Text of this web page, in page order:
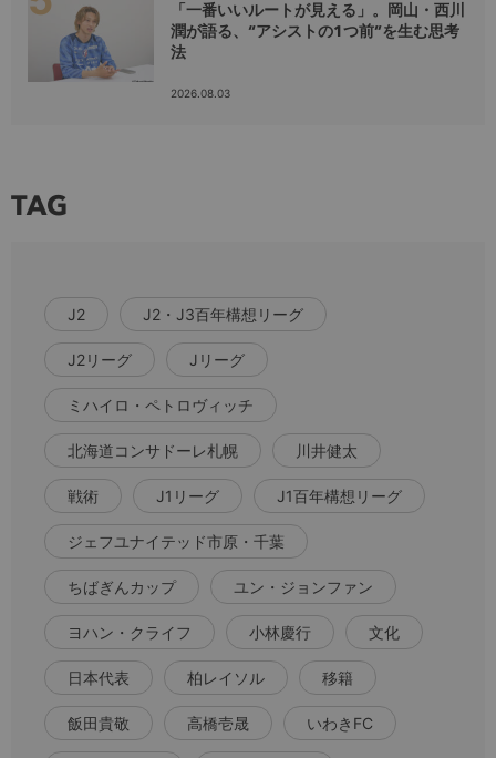
「一番いいルートが見える」。岡山・西川
潤が語る、“アシストの1つ前”を生む思考
法
2026.08.03
TAG
J2 J2・J3百年構想リーグ
J2リーグ Jリーグ
ミハイロ・ペトロヴィッチ
北海道コンサドーレ札幌 川井健太
戦術 J1リーグ J1百年構想リーグ
ジェフユナイテッド市原・千葉
ちばぎんカップ ユン・ジョンファン
ヨハン・クライフ 小林慶行 文化
日本代表 柏レイソル 移籍
飯田貴敬 高橋壱晟 いわきFC